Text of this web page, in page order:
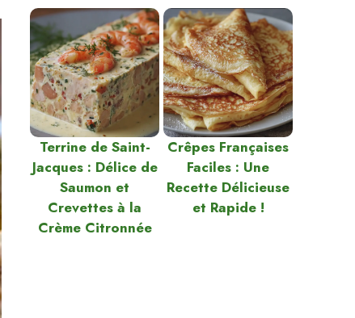
Terrine de Saint-
Jacques : Délice de
Saumon et
Crevettes à la
Crème Citronnée
Crêpes Françaises
Faciles : Une
Recette Délicieuse
et Rapide !